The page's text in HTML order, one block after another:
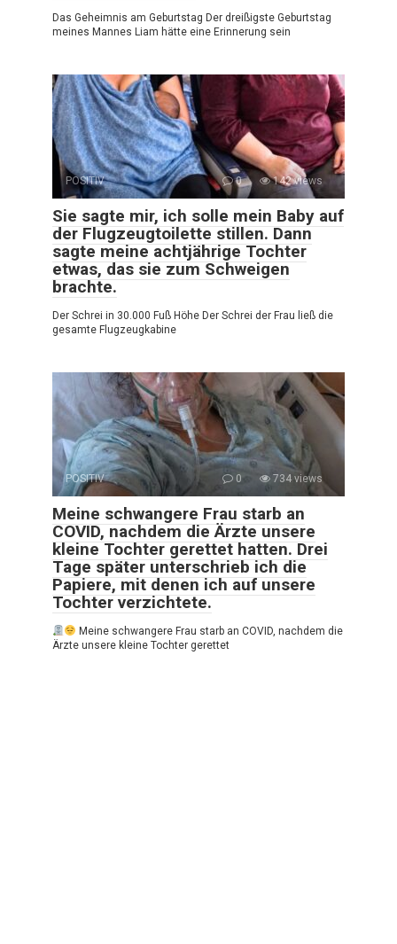
Das Geheimnis am Geburtstag Der dreißigste Geburtstag
meines Mannes Liam hätte eine Erinnerung sein
POSITIV 0 142 views
Sie sagte mir, ich solle mein Baby auf
der Flugzeugtoilette stillen. Dann
sagte meine achtjährige Tochter
etwas, das sie zum Schweigen
brachte.
Der Schrei in 30.000 Fuß Höhe Der Schrei der Frau ließ die
gesamte Flugzeugkabine
POSITIV 0 734 views
Meine schwangere Frau starb an
COVID, nachdem die Ärzte unsere
kleine Tochter gerettet hatten. Drei
Tage später unterschrieb ich die
Papiere, mit denen ich auf unsere
Tochter verzichtete.
Meine schwangere Frau starb an COVID, nachdem die
Ärzte unsere kleine Tochter gerettet